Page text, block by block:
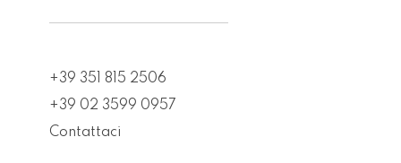
+39 351 815 2506
+39 02 3599 0957
Contattaci